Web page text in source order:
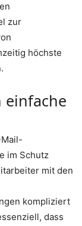
zur
höchste
im Schutz
mit den
kompliziert
dass